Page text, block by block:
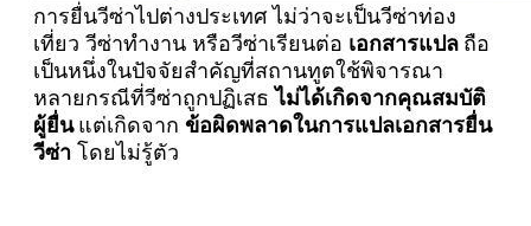
การยื่นวีซ่าไปต่างประเทศ ไม่ว่าจะเป็นวีซ่าท่อง
เที่ยว วีซ่าทำงาน หรือวีซ่าเรียนต่อ เอกสารแปล ถือ
เป็นหนึ่งในปัจจัยสำคัญที่สถานทูตใช้พิจารณา
หลายกรณีที่วีซ่าถูกปฏิเสธไม่ได้เกิดจากคุณสมบัติ
ผู้ยื่นแต่เกิดจาก ข้อผิดพลาดในการแปลเอกสารยื่น
วีซ่า โดยไม่รู้ตัว